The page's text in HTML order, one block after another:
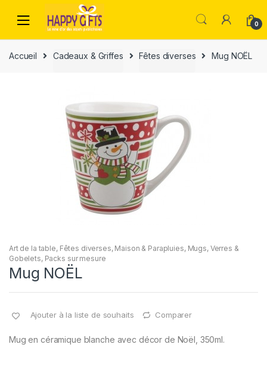
0
Accueil Cadeaux & Griffes Fêtes diverses Mug NOËL
Art de la table, Fêtes diverses, Maison & Parapluies, Mugs, Verres &
Gobelets, Packs sur mesure
Mug NOËL
Ajouter à la liste de souhaits Comparer
Mug en céramique blanche avec décor de Noël, 350ml.